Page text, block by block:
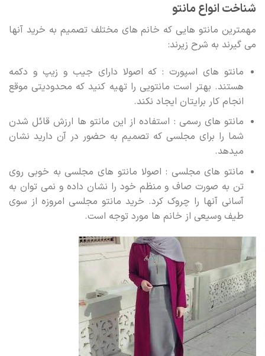
شناخت انواع مانتو
مهمترین مانتو هایی که خانم های مختلف تصمیم به خرید آنها
می گیرند به شرح زیرند:
مانتو های اسپورت : که اصولا دارای جیب و زیپ و دکمه
هستند. بهتر است مانتویی را تهیه کنید که محدودیتی موقع
انجام کار برایتان ایجاد نکند.
مانتو های رسمی : استفاده از این مانتو ها ارزش قائل شدن
شما را برای مجلسی که تصمیم به حضور در آن دارید نشان
میدهد.
مانتو های مجلسی : اصولا مانتو های مجلسی به خوبی روی
تن به صورت صاف و منظم خود را نشان داده و نمی توان به
آسانی آنها را چروک کرد. خرید مانتو مجلسی امروزه از سوی
طیف وسیعی از خانم ها مورد توجه است.